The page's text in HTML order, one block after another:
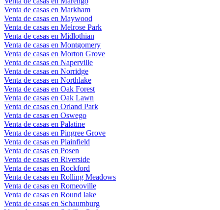
Venta de casas en Markham
Venta de casas en Maywood
Venta de casas en Melrose Park
Venta de casas en Midlothian
Venta de casas en Montgomery
Venta de casas en Morton Grove
Venta de casas en Naperville
Venta de casas en Norridge
Venta de casas en Northlake
Venta de casas en Oak Forest
Venta de casas en Oak Lawn
Venta de casas en Orland Park
Venta de casas en Oswego
Venta de casas en Palatine
Venta de casas en Pingree Grove
Venta de casas en Plainfield
Venta de casas en Posen
Venta de casas en Riverside
Venta de casas en Rockford
Venta de casas en Rolling Meadows
Venta de casas en Romeoville
Venta de casas en Round lake
Venta de casas en Schaumburg